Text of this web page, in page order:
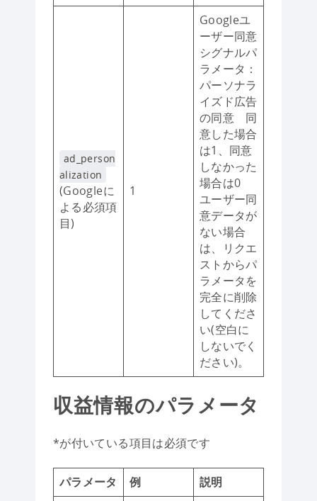
ad_person
alization
(Googleに
よる必須項
目)
1
Googleユ
ーザー同意
シグナルパ
ラメータ：
パーソナラ
イズド広告
の同意 同
意した場合
は1、同意
しなかった
場合は0
ユーザー同
意データが
ない場合
は、リクエ
ストからパ
ラメータを
完全に削除
してくださ
い(空白に
しないでく
ださい)。
収益情報のパラメータ
*が付いている項目は必須です
パラメータ 例 説明